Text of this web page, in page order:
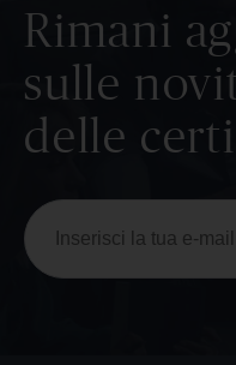
Rimani
sulle
delle